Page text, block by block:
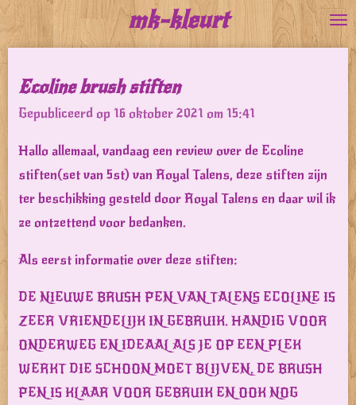
direct
de
hoofdinhoud
mk-kleurt
Ecoline brush stiften
Gepubliceerd op 16 oktober 2021 om 15:41
Hallo allemaal, vandaag een review over de Ecoline
stiften(set van 5st) van Royal Talens, deze stiften zijn
ter beschikking gesteld door Royal Talens en daar wil ik
ze ontzettend voor bedanken.
Als eerst informatie over deze stiften:
DE NIEUWE BRUSH PEN VAN TALENS ECOLINE IS
ZEER VRIENDELIJK IN GEBRUIK. HANDIG VOOR
ONDERWEG EN IDEAAL ALS JE OP EEN PLEK
WERKT DIE SCHOON MOET BLIJVEN. DE BRUSH
PEN IS KLAAR VOOR GEBRUIK EN OOK NOG